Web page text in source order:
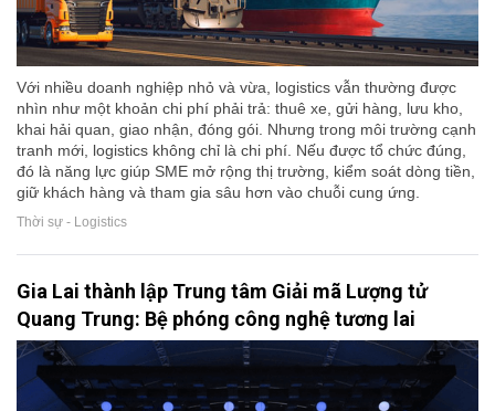
Với nhiều doanh nghiệp nhỏ và vừa, logistics vẫn thường được
nhìn như một khoản chi phí phải trả: thuê xe, gửi hàng, lưu kho,
khai hải quan, giao nhận, đóng gói. Nhưng trong môi trường cạnh
tranh mới, logistics không chỉ là chi phí. Nếu được tổ chức đúng,
đó là năng lực giúp SME mở rộng thị trường, kiểm soát dòng tiền,
giữ khách hàng và tham gia sâu hơn vào chuỗi cung ứng.
Thời sự - Logistics
Gia Lai thành lập Trung tâm Giải mã Lượng tử
Quang Trung: Bệ phóng công nghệ tương lai